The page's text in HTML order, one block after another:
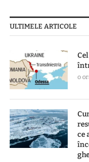
ULTIMELE ARTICOLE
o
ce